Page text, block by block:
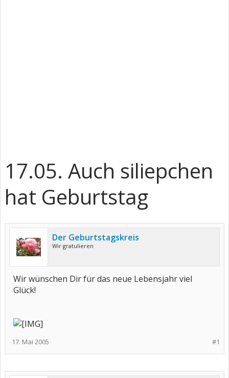
17.05. Auch siliepchen
hat Geburtstag
Der Geburtstagskreis
Wir gratulieren
Wir wünschen Dir für das neue Lebensjahr viel
Glück!
#1
17. Mai 2005